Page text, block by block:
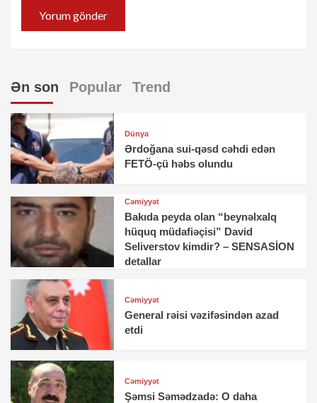
Ən son Popular Trend
Dünya
Ərdoğana sui-qəsd cəhdi edən
FETÖ-çü həbs olundu
Cəmiyyət
Bakıda peyda olan “beynəlxalq
hüquq müdafiəçisi” David
Seliverstov kimdir? – SENSASİON
detallar
Cəmiyyət
General rəisi vəzifəsindən azad
etdi
Cəmiyyət
Şəmsi Səmədzadə: O daha